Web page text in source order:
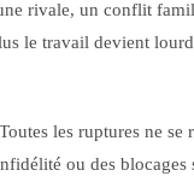
rivale, un conflit
le travail devient
les ruptures ne
ou des